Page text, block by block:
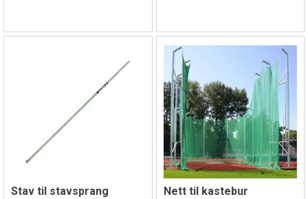
Stav til stavsprang Nett til kastebur